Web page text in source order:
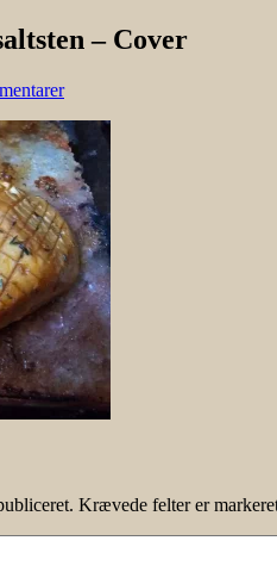
– Cover
Krævede felter er